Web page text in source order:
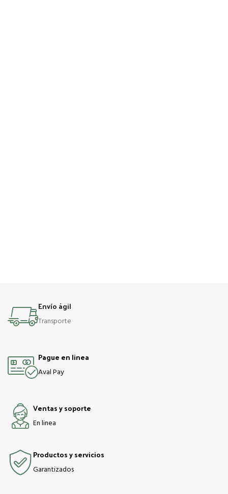
Envío ágil
Transporte
Pague en linea
Aval Pay
Ventas y soporte
En linea
Productos y servicios
Garantizados